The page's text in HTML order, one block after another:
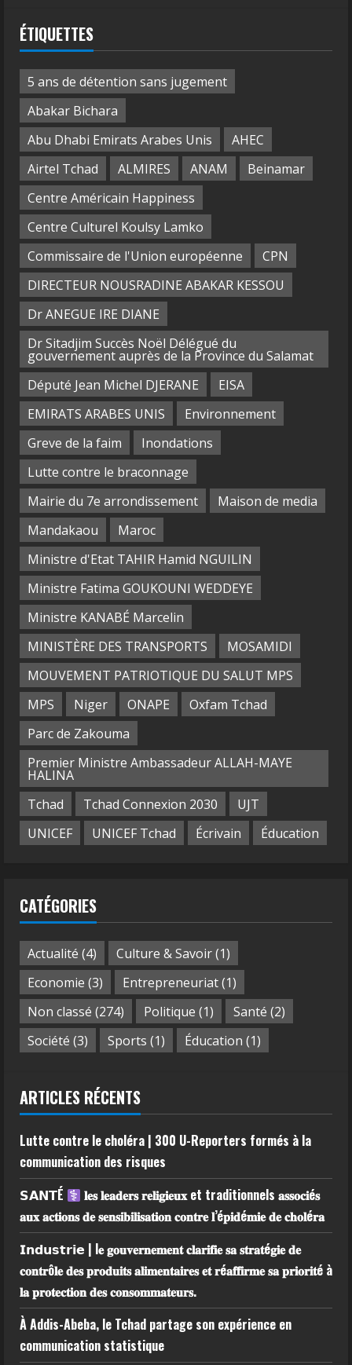
ÉTIQUETTES
5 ans de détention sans jugement
Abakar Bichara
Abu Dhabi Emirats Arabes Unis
AHEC
Airtel Tchad
ALMIRES ANAM
Beinamar
Centre Américain Happiness
Centre Culturel Koulsy Lamko
Commissaire de l'Union européenne
CPN
DIRECTEUR NOUSRADINE ABAKAR KESSOU
Dr ANEGUE IRE DIANE
Dr Sitadjim Succès Noël Délégué du
gouvernement auprès de la Province du Salamat
Député Jean Michel DJERANE
EISA
EMIRATS ARABES UNIS
Environnement
Greve de la faim
Inondations
Lutte contre le braconnage
Mairie du 7e arrondissement
Maison de media
Mandakaou
Maroc
Ministre d'Etat TAHIR Hamid NGUILIN
Ministre Fatima GOUKOUNI WEDDEYE
Ministre KANABÉ Marcelin
MINISTÈRE DES TRANSPORTS
MOSAMIDI
MOUVEMENT PATRIOTIQUE DU SALUT MPS
MPS
Niger ONAPE
Oxfam Tchad
Parc de Zakouma
Premier Ministre Ambassadeur ALLAH-MAYE
HALINA
Tchad
Tchad Connexion 2030
UJT
UNICEF
UNICEF Tchad Écrivain Éducation
CATÉGORIES
Actualité (4) Culture & Savoir(1)
Economie (3) Entrepreneuriat(1)
Non classé (274) Politique (1) Santé (2)
Société (3) Sports (1) Éducation (1)
ARTICLES RÉCENTS
Lutte contre le choléra | 300 U-Reporters formés à la
communication des risques
𝗦𝗔𝗡𝗧É
𝐥𝐞𝐬 𝐥𝐞𝐚𝐝𝐞𝐫𝐬 𝐫𝐞𝐥𝐢𝐠𝐢𝐞𝐮𝐱 et traditionnels 𝐚𝐬𝐬𝐨𝐜𝐢é𝐬
𝐚𝐮𝐱 𝐚𝐜𝐭𝐢𝐨𝐧𝐬 𝐝𝐞 𝐬𝐞𝐧𝐬𝐢𝐛𝐢𝐥𝐢𝐬𝐚𝐭𝐢𝐨𝐧 𝐜𝐨𝐧𝐭𝐫𝐞 𝐥’é𝐩𝐢𝐝é𝐦𝐢𝐞 𝐝𝐞 𝐜𝐡𝐨𝐥é𝐫𝐚
𝗜𝗻𝗱𝘂𝘀𝘁𝗿𝗶𝗲 | l𝐞 𝐠𝐨𝐮𝐯𝐞𝐫𝐧𝐞𝐦𝐞𝐧𝐭 𝐜𝐥𝐚𝐫𝐢𝐟𝐢𝐞 𝐬𝐚 𝐬𝐭𝐫𝐚𝐭é𝐠𝐢𝐞 𝐝𝐞
𝐜𝐨𝐧𝐭𝐫ô𝐥𝐞 𝐝𝐞𝐬 𝐩𝐫𝐨𝐝𝐮𝐢𝐭𝐬 𝐚𝐥𝐢𝐦𝐞𝐧𝐭𝐚𝐢𝐫𝐞𝐬 𝐞𝐭 𝐫é𝐚𝐟𝐟𝐢𝐫𝐦𝐞 𝐬𝐚 𝐩𝐫𝐢𝐨𝐫𝐢𝐭é à
𝐥𝐚 𝐩𝐫𝐨𝐭𝐞𝐜𝐭𝐢𝐨𝐧 𝐝𝐞𝐬 𝐜𝐨𝐧𝐬𝐨𝐦𝐦𝐚𝐭𝐞𝐮𝐫𝐬.
À Addis-Abeba, le Tchad partage son expérience en
communication statistique